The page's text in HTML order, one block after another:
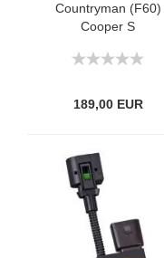
Countryman (F60)
Cooper S
189,00 EUR